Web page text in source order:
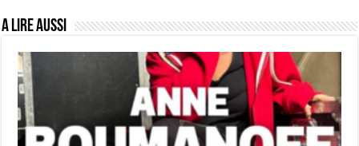
A lire aussi